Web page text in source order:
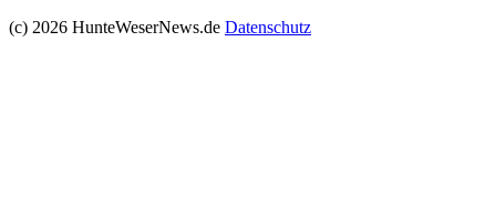
(c) 2026 HunteWeserNews.de Datenschutz